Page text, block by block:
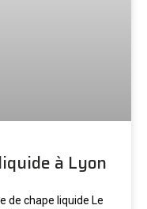
à Lyon
de chape liquide Le